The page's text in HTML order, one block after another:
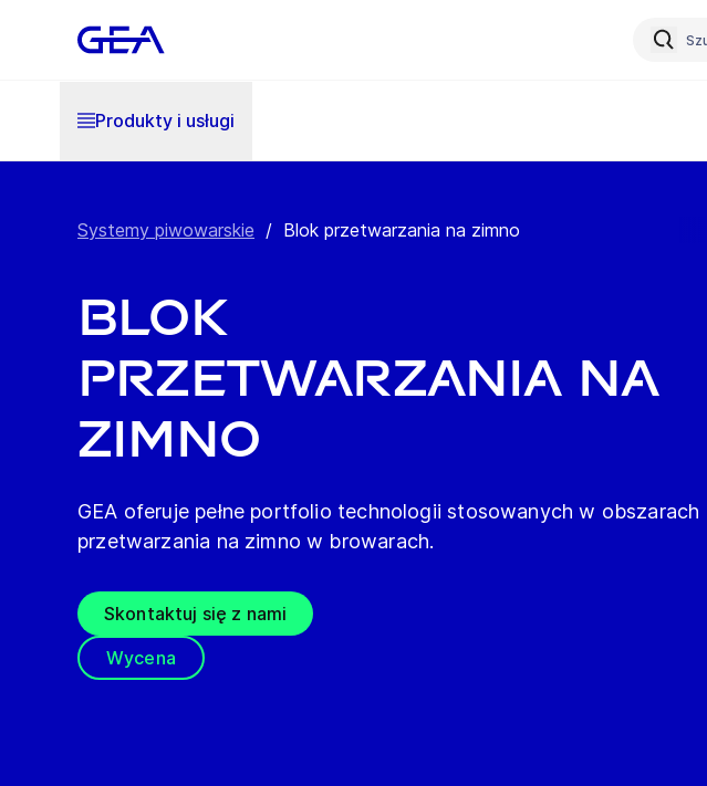
Produkty i usługi
Systemy piwowarskie / Blok przetwarzania na zimno
Blok
przetwarzania na
zimno
GEA oferuje pełne portfolio technologii stosowanych w obszarach
przetwarzania na zimno w browarach.
Skontaktuj się z nami
Wycena